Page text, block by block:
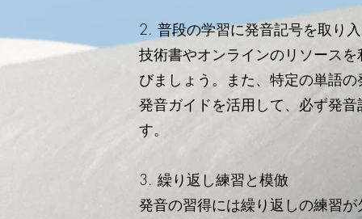
2. 普段の学習に発音記号を取り
技術書やオンラインのリソース
びましょう。また、特定の単語
発音ガイドを活用して、必ず発
す。
3. 繰り返し練習と模倣
発音の習得には繰り返しの練習